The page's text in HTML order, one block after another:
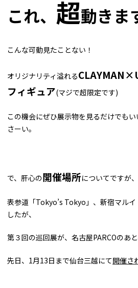
これ、 超動きま
こんな可動見たことない！
オリジナリティ溢れる
フィギュア(マジで超限定です)
この機会にぜひ展示物を見るだけでも
さーい。
で、肝心の開催場所についてですが、
表参道「Tokyo’s Tokyo」、新宿マルイ
したが、
第３回の巡回展が、名古屋PARCOのあと
先日、1月13日まで仙台三越にて開催さ